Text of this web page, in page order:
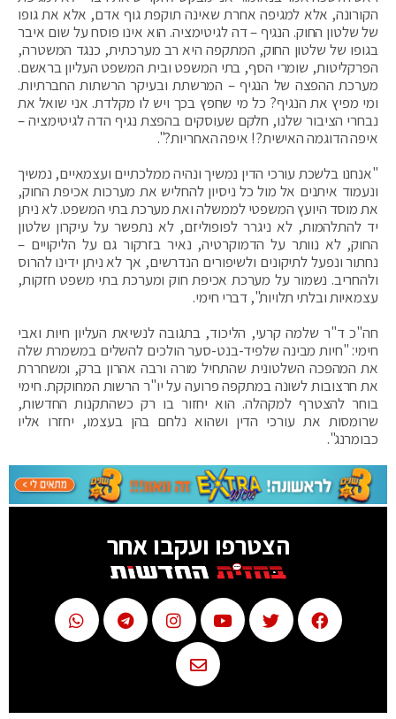
הקורונה, אלא למגיפה אחרת שאינה תוקפת גוף אדם, אלא את גופו
של שלטון החוק. הנגיף – דה לגיטימציה. הוא אינו פוסח על שום איבר
בגופו של שלטון החוק, המתקפה היא רב מערכתית, כנגד המשטרה,
הפרקליטות, שומרי הסף, בתי המשפט ובית המשפט העליון בראשם.
מערכת ההפצה של הנגיף – המרשתת ובעיקר הרשתות החברתיות.
ומי מפיץ את הנגיף? כל מי שחפץ בכך ויש לו מקלדת. אני שואל את
נבחרי הציבור שלנו, חלקם שעוסקים בהפצת נגיף הדה לגיטימציה –
איפה הדוגמה האישית?! איפה האחריות?".
"אנחנו בלשכת עורכי הדין נמשיך ונהיה ממלכתיים ועצמאיים, נמשיך
ונעמוד איתנים אל מול כל ניסיון להחליש את מערכות אכיפת החוק,
את מוסד היועץ המשפטי לממשלה ואת מערכת בתי המשפט. לא ניתן
יד להתלהמות, לא ניגרר לפופוליזם, לא נתפשר על עיקרון שלטון
החוק, לא נוותר על הדמוקרטיה, נאיר בזרקור גם על הליקויים –
נחתור ונפעל לתיקונים ולשיפורים הנדרשים, אך לא ניתן ידינו להרוס
ולהחריב. נשמור על מערכת אכיפת חוק ומערכת בתי משפט חזקות,
עצמאיות ובלתי תלויות", דברי חימי.
חה"כ ד"ר שלמה קרעי, הליכוד, בתגובה לנשיאת העליון חיות ואבי
חימי: "חיות מבינה שלפיד-בנט-סער הולכים להשלים במשמרת שלה
את המהפכה השלטונית שהתחיל מורה ורבה אהרון ברק, ומשחררת
את חרצובות לשונה במתקפה פרועה על יו"ר הרשות המחוקקת. חימי
בוחר להצטרף למקהלה. הוא יחזור בו רק כשהתקנות החדשות,
שרומסות את עורכי הדין ושהוא נלחם בהן בעצמו, יחזרו אליו
כבומרנג".
הצטרפו ועקבו אחר